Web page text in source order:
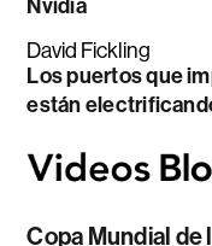
Nvidia
David Fickling
Los puertos que
están
Copa Mundial de